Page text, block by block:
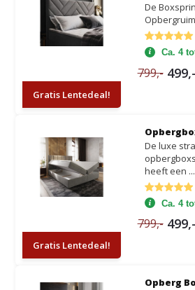
Gratis Lentedeal!
De
Ca. 4
799,- 499,-
Gratis Lentedeal!
De luxe
heeft een ...
Ca. 4
799,- 499,-
Opberg